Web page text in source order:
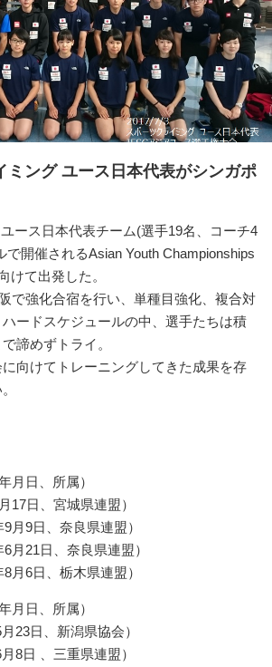
ミング ユース日本代表がシンガポ
ース日本代表チーム(選手19名、コーチ4
で開催されるAsian Youth Championships
けて出発した。
で強化合宿を行い、単種目強化、複合対
ードスケジュールの中、選手たちは積
諦めずトライ。
向けてトレーニングしてきた成果を存
月日、所属）
日、宮城県連盟）
9日、奈良県連盟）
21日、奈良県連盟）
6日、栃木県連盟）
月日、所属）
23日、新潟県協会）
8日 、三重県連盟）